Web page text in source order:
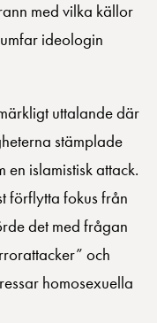
med vilka källor
ideologin
uttalande där
stämplade
en islamistisk attack.
förflytta fokus från
det med frågan
och
homosexuella